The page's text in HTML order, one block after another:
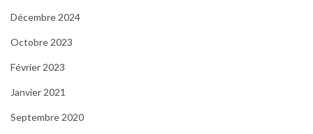
Décembre 2024
Octobre 2023
Février 2023
Janvier 2021
Septembre 2020